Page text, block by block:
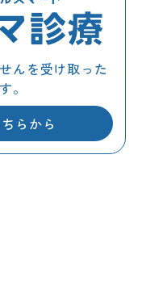
んを受け取った
。
ちらから